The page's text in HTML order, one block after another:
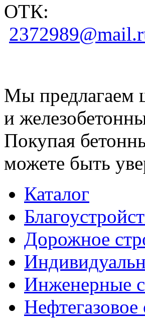
ОТК:
Мы предлагаем
и
Покупая
можете быть
Каталог
Дорожное
Инженерные
Нефтегазовое